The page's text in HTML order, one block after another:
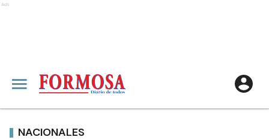
Ads
NACIONALES